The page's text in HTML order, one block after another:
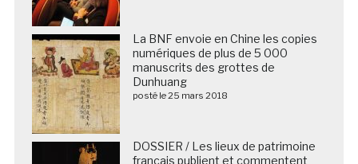
La BNF envoie en Chine les copies
numériques de plus de 5 000
manuscrits des grottes de
Dunhuang
posté le 25 mars 2018
DOSSIER / Les lieux de patrimoine
français publient et commentent